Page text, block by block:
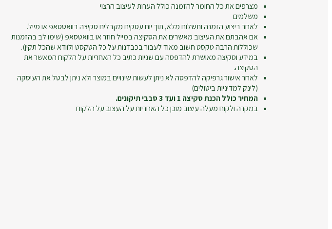
מצרפים את כל החומר להזמנה כולל הערות לעיצוב הרצוי
משלמים
לאחר ביצוע הזמנה ותשלום מלא, תוך יום עסקים מקבלים סקיצה בוואטסאפ או מייל.
אם אהבתם את העיצוב מאשרים את הסקיצה במייל חוזר או בוואטסאפ (שימו לב בהזמנות
שכוללות הרבה טקסט חשוב מאוד לעבור בכבדנות על כל הטקסט ולוודא שהכל תקין).
במידע וסקיצה מאושרת להדפסה עם שגיות כתיב כל האחריות על הלקוח המאשר את
הסקיצה.
לאחר אישור גרפיקה להדפסה לא ניתן לעשות שינויים במוצר ולא ניתן לבטל את העיסקה
(לינק למדיניות ביטולים)
המחיר כולל הכנת סקיצה 1 ועד 3 סבבי תיקונים.
במקרה ולקוח מעלה עיצוב מוכן כל האחריות על העצוב על הלקוח